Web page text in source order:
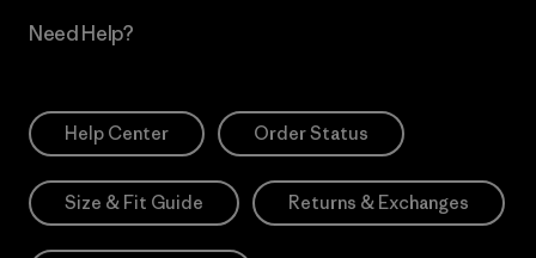
Need Help?
Help Center Order Status
Size & Fit Guide Returns & Exchanges